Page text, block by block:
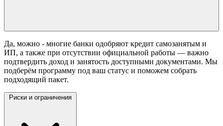
Да, можно - многие банки одобряют кредит самозанятым и
ИП, а также при отсутствии официальной работы — важно
подтвердить доход и занятость доступными документами. Мы
подберём программу под ваш статус и поможем собрать
подходящий пакет.
Риски и ограничения